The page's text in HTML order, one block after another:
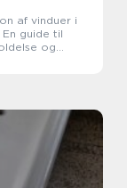
af vinduer i
En guide til
og